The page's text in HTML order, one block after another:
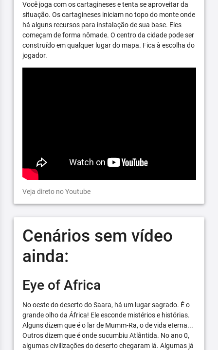
Você joga com os cartagineses e tenta se aproveitar da
situação. Os cartagineses iniciam no topo do monte onde
há alguns recursos para instalação de sua base. Eles
começam de forma nômade. O centro da cidade pode ser
construído em qualquer lugar do mapa. Fica à escolha do
jogador.
Veja direto no Youtube
Cenários sem vídeo
ainda:
Eye of Africa
No oeste do deserto do Saara, há um lugar sagrado. É o
grande olho da África! Ele esconde mistérios e histórias.
Alguns dizem que é o lar de Mumm-Ra, o de vida eterna...
Outros dizem que é onde sucumbiu Atlântida. No ano 0,
algumas civilizações do deserto chegaram lá. Algumas já